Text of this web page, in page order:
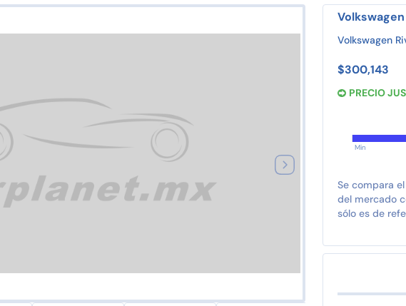
Volkswagen
Volkswagen
$300,143
PRECIO
Min
Se compara
del mercado
sólo es de